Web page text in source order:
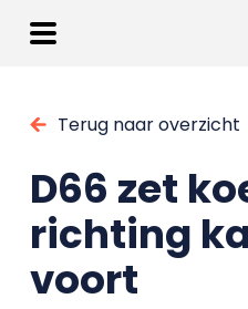
Terug naar overzicht
D66 zet
richting
voort